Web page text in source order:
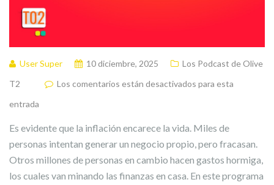
User Super 10 diciembre, 2025
Los Podcast de Olive
T2
Los comentarios están desactivados para esta
entrada
Es evidente que la inflación encarece la vida. Miles de
personas intentan generar un negocio propio, pero fracasan.
Otros millones de personas en cambio hacen gastos hormiga,
los cuales van minando las finanzas en casa. En este programa